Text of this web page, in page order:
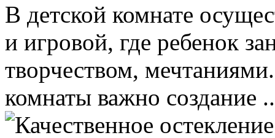
В детской комнате
и игровой, где ребенок
творчеством,
комнаты важно создание